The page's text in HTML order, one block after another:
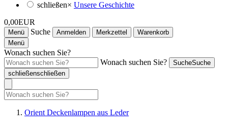
schließen× Unsere Geschichte
0,00EUR
Menü Suche Anmelden Merkzettel
Warenkorb
Menü
Wonach suchen Sie?
Wonach suchen Sie?
SucheSuche
schließenschließen
Orient Deckenlampen aus Leder